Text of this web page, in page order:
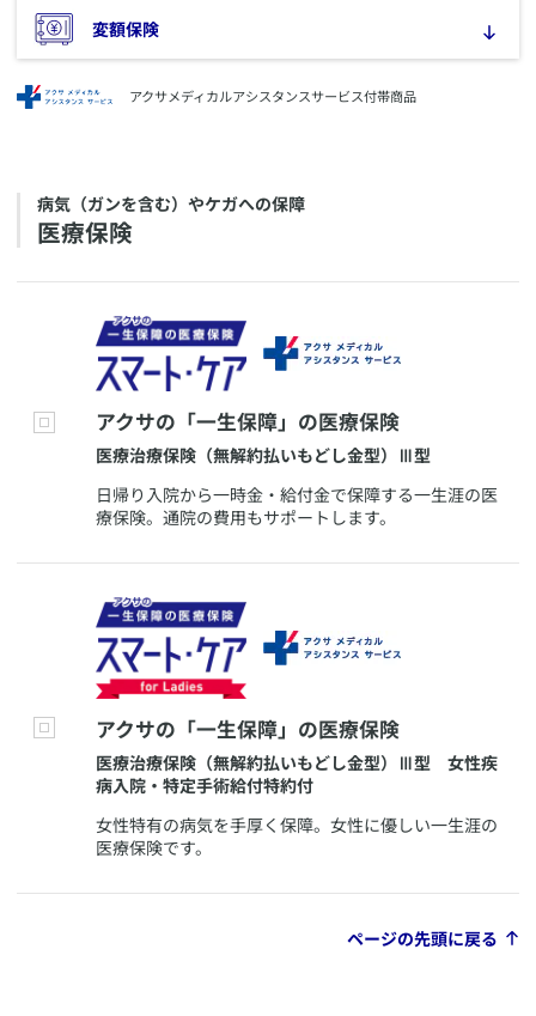
​変額保険
アクサメディカルアシスタンスサービス付帯商品
​病気（ガンを含む）やケガへの保障
​医療保険
​アクサの「一生保障」の医療保険
​医療治療保険（無解約払いもどし金型）Ⅲ型
​日帰り入院から一時金・給付金で保障する一生涯の医
療保険。通院の費用もサポートします。
​アクサの「一生保障」の医療保険
​医療治療保険（無解約払いもどし金型）Ⅲ型 女性疾
病入院・特定手術給付特約付
​女性特有の病気を手厚く保障。女性に優しい一生涯の
医療保険です。
ページの先頭に戻る